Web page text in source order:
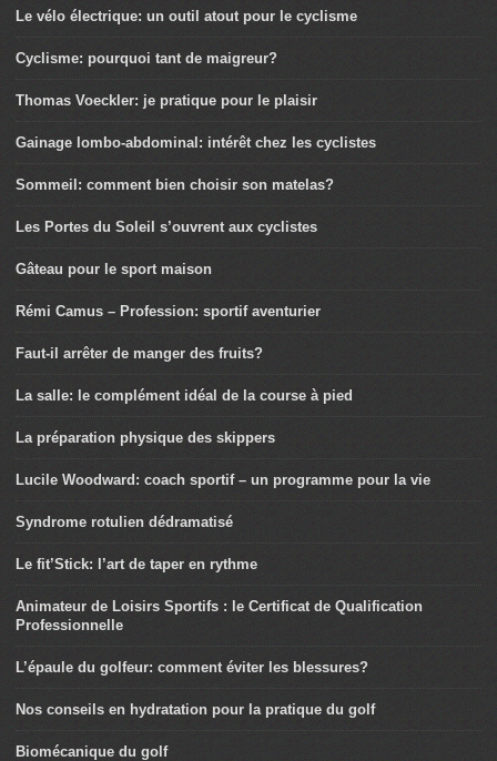
Le vélo électrique: un outil atout pour le cyclisme
Cyclisme: pourquoi tant de maigreur?
Thomas Voeckler: je pratique pour le plaisir
Gainage lombo-abdominal: intérêt chez les cyclistes
Sommeil: comment bien choisir son matelas?
Les Portes du Soleil s’ouvrent aux cyclistes
Gâteau pour le sport maison
Rémi Camus – Profession: sportif aventurier
Faut-il arrêter de manger des fruits?
La salle: le complément idéal de la course à pied
La préparation physique des skippers
Lucile Woodward: coach sportif – un programme pour la vie
Syndrome rotulien dédramatisé
Le fit’Stick: l’art de taper en rythme
Animateur de Loisirs Sportifs : le Certificat de Qualification
Professionnelle
L’épaule du golfeur: comment éviter les blessures?
Nos conseils en hydratation pour la pratique du golf
Biomécanique du golf